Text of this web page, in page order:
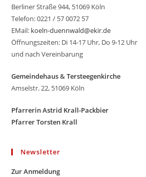
Berliner Straße 944, 51069 Köln
Telefon: 0221 / 57 0072 57
EMail: koeln-duennwald@ekir.de
Öffnungszeiten: Di 14-17 Uhr, Do 9-12 Uhr
und nach Vereinbarung
Gemeindehaus&Tersteegenkirche
Amselstr. 22, 51069 Köln
Pfarrerin Astrid Krall-Packbier
Pfarrer Torsten Krall
Newsletter
Zur Anmeldung